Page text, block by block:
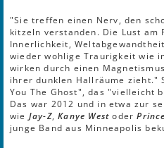
"Sie treffen einen Nerv, den
kitzeln verstanden. Die Lust am
Innerlichkeit,
wieder wohlige Traurigkeit wie
wirken durch einen
ihrer dunklen Hallräume zieht."
You The Ghost", das "vielleicht
Das war 2012 und in etwa zur
wie Jay-Z,Kanye WestoderPrince
junge Band aus Minneapolis